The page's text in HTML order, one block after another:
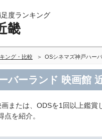
度ランキング
畿
ング・比較 OSシネマズ神戸ハー
バーランド 映画館
または、ODSを1回以上鑑賞
を紹介。